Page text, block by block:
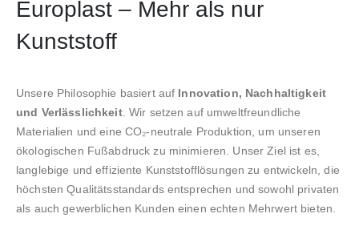
Europlast – Mehr als nur
Kunststoff
Unsere Philosophie basiert auf Innovation, Nachhaltigkeit
und Verlässlichkeit. Wir setzen auf umweltfreundliche
Materialien und eine CO₂-neutrale Produktion, um unseren
ökologischen Fußabdruck zu minimieren. Unser Ziel ist es,
langlebige und effiziente Kunststofflösungen zu entwickeln, die
höchsten Qualitätsstandards entsprechen und sowohl privaten
als auch gewerblichen Kunden einen echten Mehrwert bieten.